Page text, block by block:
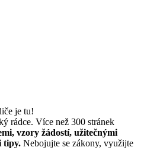
je tu!
rádce. Více než 300 stránek
vzory žádostí, užitečnými
tipy. Nebojujte se zákony, využijte